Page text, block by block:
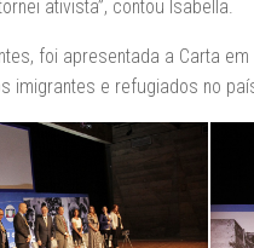
ativista”, contou Isabella.
foi apresentada a Carta
imigrantes e refugiados no